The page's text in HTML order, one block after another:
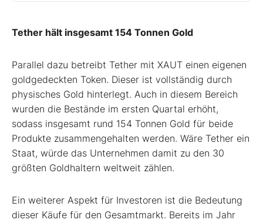
Tether hält insgesamt 154 Tonnen Gold
Parallel dazu betreibt Tether mit XAUT einen eigenen
goldgedeckten Token. Dieser ist vollständig durch
physisches Gold hinterlegt. Auch in diesem Bereich
wurden die Bestände im ersten Quartal erhöht,
sodass insgesamt rund 154 Tonnen Gold für beide
Produkte zusammengehalten werden. Wäre Tether ein
Staat, würde das Unternehmen damit zu den 30
größten Goldhaltern weltweit zählen.
Ein weiterer Aspekt für Investoren ist die Bedeutung
dieser Käufe für den Gesamtmarkt. Bereits im Jahr